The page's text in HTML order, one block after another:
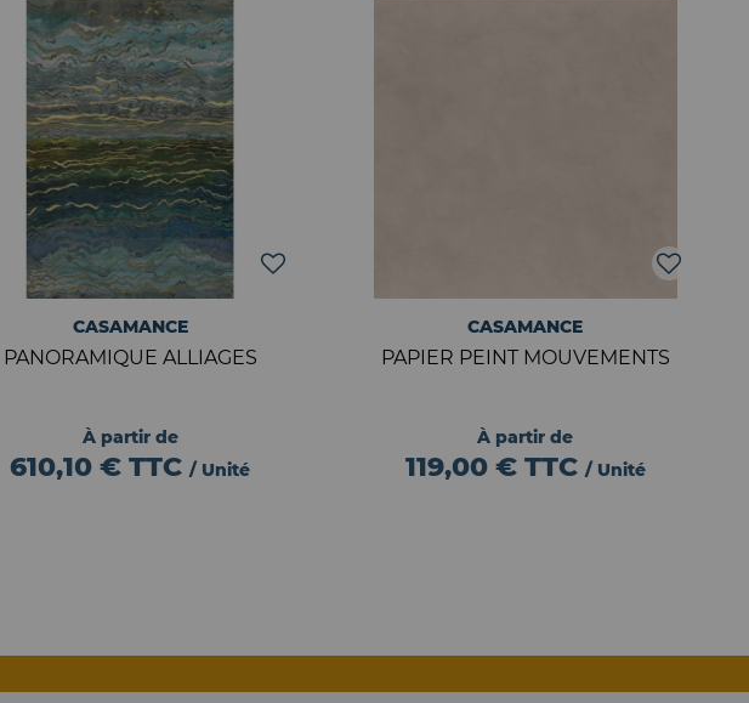
CASAMANCE
PANORAMIQUE ALLIAGES
À partir de
610,10 €TTC / Unité
CASAMANCE
PAPIER PEINT MOUVEMENTS
À partir de
119,00 € TTC / Unité